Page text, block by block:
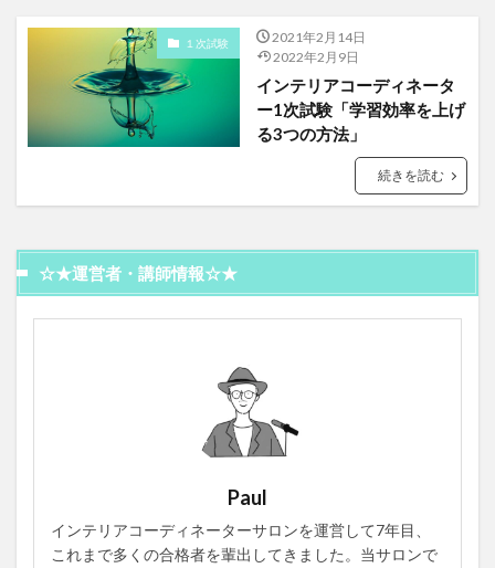
１次試験
2021年2月14日
2022年2月9日
インテリアコーディネータ
ー1次試験「学習効率を上げ
る3つの方法」
続きを読む
☆★運営者・講師情報☆★
Paul
インテリアコーディネーターサロンを運営して7年目、
これまで多くの合格者を輩出してきました。当サロンで